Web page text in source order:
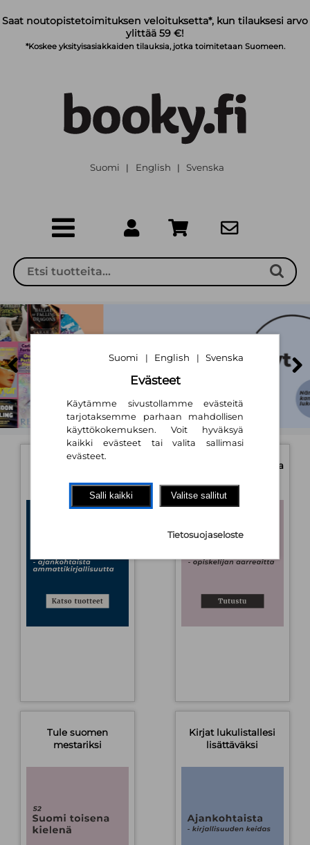
Saat noutopistetoimituksen veloituksetta*, kun tilauksesi arvo
ylittää 59 €!
*Koskee yksityisasiakkaiden tilauksia, jotka toimitetaan Suomeen.
Suomi | English | Svenska
Booky.fi
Etusivu
Oppikirjat esikoulusta
Tule suomen
mestariksi
Kirjat lukulistallesi
lisättäväksi
Suomi | English | Svenska
Evästeet
Käytämme sivustollamme evästeitä
tarjotaksemme parhaan mahdollisen
käyttökokemuksen. Voit hyväksyä
kaikki evästeet tai valita sallimasi
evästeet.
Salli kaikki Valitse sallitut
Tietosuojaseloste